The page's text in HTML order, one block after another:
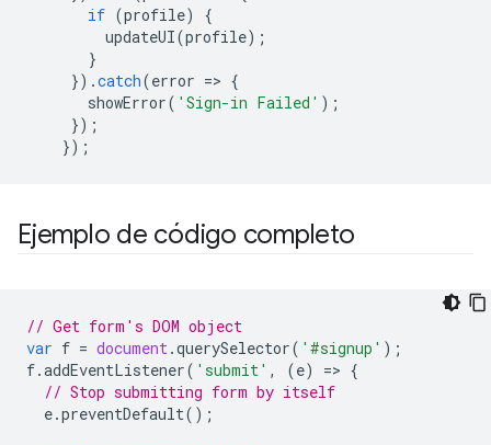
if (profile)
{
updateUI(profile);
}
}).catch(error => {
showError( 'Sign-in Failed' );
});
});
Ejemplo de código completo
// Get form's DOM object
var f = document.querySelector( '#signup' );
f.addEventListener( 'submit' , (e) => {
// Stop submitting form by itself
e.preventDefault();